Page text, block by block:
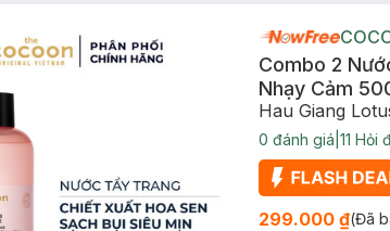
Combo 2
Nhạy Cảm
Hau Giang
0 đánh giá 11 Hỏi
299.000 ₫(Đã